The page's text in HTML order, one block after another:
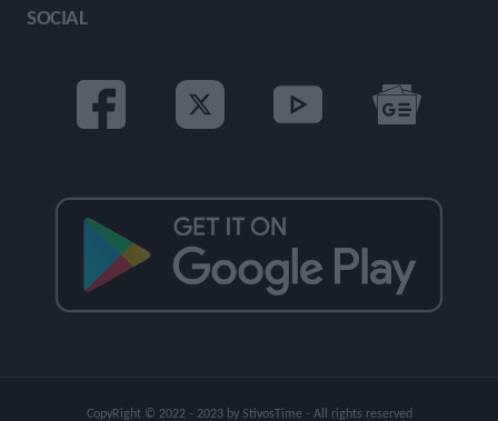
SOCIAL
CopyRight © 2022 - 2023 by StivosTime - All rights reserved